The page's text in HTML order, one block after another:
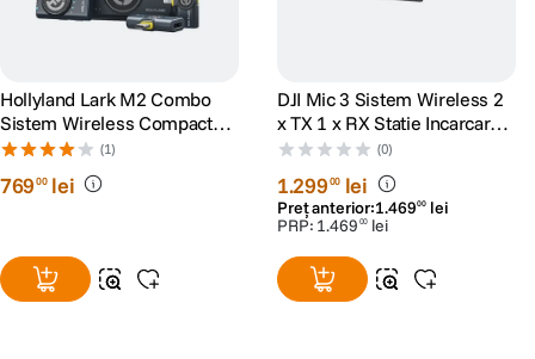
Hollyland Lark M2 Combo
Sistem Wireless Compact
Shine Charcoal
(1)
76900 lei
DJI Mic 3 Sistem Wireless 2
x TX 1 x RX Statie Incarcare
400m 32-bit Float Bluetooth
(0)
1.29900 lei
Preț anterior:1.46900 lei
PRP: 1.469 00 lei